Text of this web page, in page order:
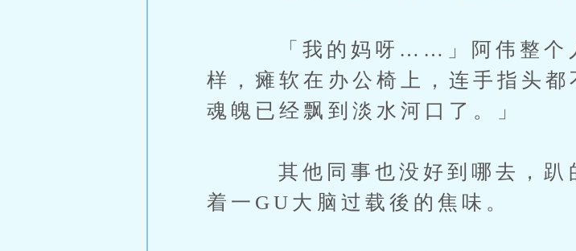
「我的妈呀……」阿伟整个人
样，瘫软在办公椅上，连手指头
魂魄已经飘到淡水河口了。」
其他同事也没好到哪去，趴的
着一GU大脑过载後的焦味。